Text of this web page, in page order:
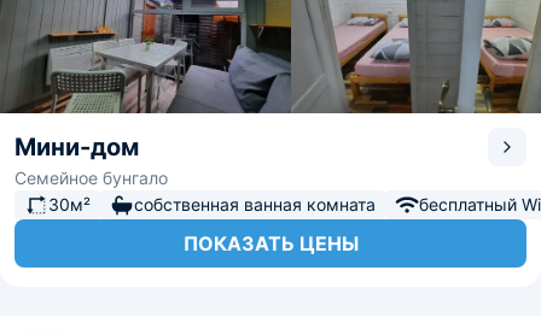
Мини-дом
Семейное бунгало
30м²
собственная ванная комната бесплатный
ПОКАЗАТЬ ЦЕНЫ